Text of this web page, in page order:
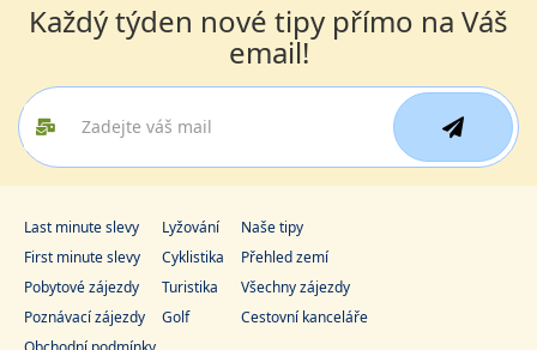
Každý týden nové tipy přímo na Váš
email!
Last minute slevy
First minute slevy
Pobytové zájezdy
Poznávací zájezdy
Lyžování
Cyklistika
Turistika
Golf
Naše tipy
Přehled zemí
Všechny zájezdy
Cestovní kanceláře